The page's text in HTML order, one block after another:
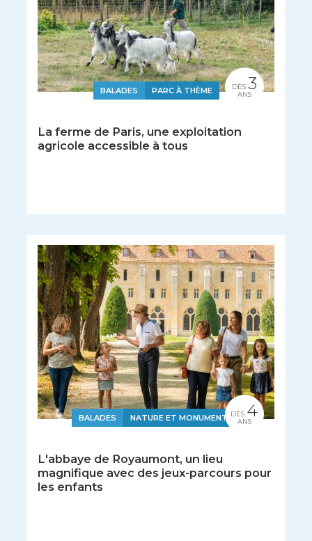
BALADES PARC À THÈME
La ferme de Paris, une exploitation
agricole accessible à tous
DÈS 3
ANS
BALADES NATURE ET MONUMENTS
L'abbaye de Royaumont, un lieu
magnifique avec des jeux-parcours pour
les enfants
DÈS 4
ANS